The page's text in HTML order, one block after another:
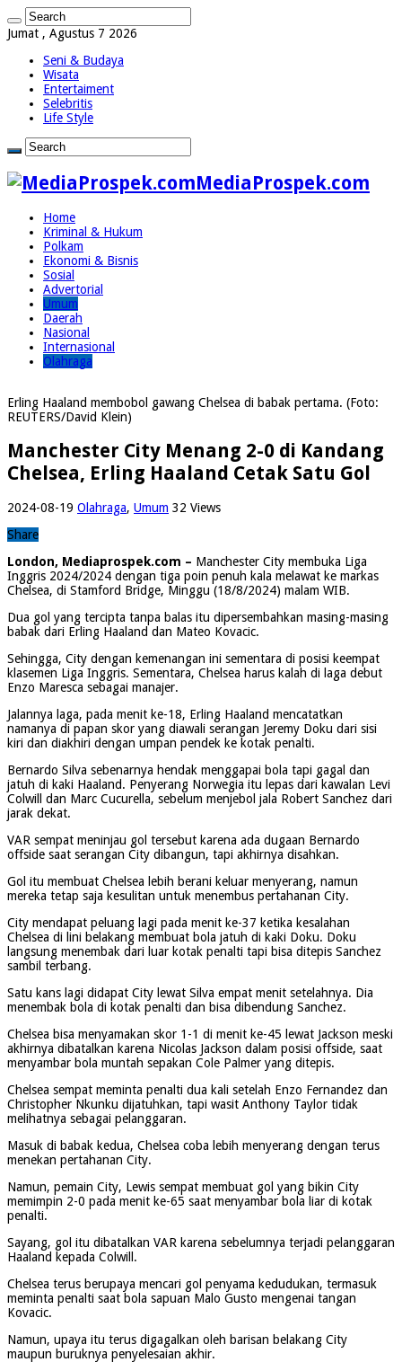
Jumat , Agustus 7 2026
Seni & Budaya
Wisata
Entertaiment
Selebritis
Life Style
MediaProspek.com
Home
Kriminal & Hukum
Polkam
Ekonomi & Bisnis
Sosial
Advertorial
Umum
Daerah
Nasional
Internasional
Olahraga
Erling Haaland membobol gawang Chelsea di babak pertama. (Foto:
REUTERS/David Klein)
Manchester City Menang 2-0 di Kandang
Chelsea, Erling Haaland Cetak Satu Gol
2024-08-19 Olahraga, Umum 32 Views
Share
London, Mediaprospek.com – Manchester City membuka Liga
Inggris 2024/2024 dengan tiga poin penuh kala melawat ke markas
Chelsea, di Stamford Bridge, Minggu (18/8/2024) malam WIB.
Dua gol yang tercipta tanpa balas itu dipersembahkan masing-masing
babak dari Erling Haaland dan Mateo Kovacic.
Sehingga, City dengan kemenangan ini sementara di posisi keempat
klasemen Liga Inggris. Sementara, Chelsea harus kalah di laga debut
Enzo Maresca sebagai manajer.
Jalannya laga, pada menit ke-18, Erling Haaland mencatatkan
namanya di papan skor yang diawali serangan Jeremy Doku dari sisi
kiri dan diakhiri dengan umpan pendek ke kotak penalti.
Bernardo Silva sebenarnya hendak menggapai bola tapi gagal dan
jatuh di kaki Haaland. Penyerang Norwegia itu lepas dari kawalan Levi
Colwill dan Marc Cucurella, sebelum menjebol jala Robert Sanchez dari
jarak dekat.
VAR sempat meninjau gol tersebut karena ada dugaan Bernardo
offside saat serangan City dibangun, tapi akhirnya disahkan.
Gol itu membuat Chelsea lebih berani keluar menyerang, namun
mereka tetap saja kesulitan untuk menembus pertahanan City.
City mendapat peluang lagi pada menit ke-37 ketika kesalahan
Chelsea di lini belakang membuat bola jatuh di kaki Doku. Doku
langsung menembak dari luar kotak penalti tapi bisa ditepis Sanchez
sambil terbang.
Satu kans lagi didapat City lewat Silva empat menit setelahnya. Dia
menembak bola di kotak penalti dan bisa dibendung Sanchez.
Chelsea bisa menyamakan skor 1-1 di menit ke-45 lewat Jackson meski
akhirnya dibatalkan karena Nicolas Jackson dalam posisi offside, saat
menyambar bola muntah sepakan Cole Palmer yang ditepis.
Chelsea sempat meminta penalti dua kali setelah Enzo Fernandez dan
Christopher Nkunku dijatuhkan, tapi wasit Anthony Taylor tidak
melihatnya sebagai pelanggaran.
Masuk di babak kedua, Chelsea coba lebih menyerang dengan terus
menekan pertahanan City.
Namun, pemain City, Lewis sempat membuat gol yang bikin City
memimpin 2-0 pada menit ke-65 saat menyambar bola liar di kotak
penalti.
Sayang, gol itu dibatalkan VAR karena sebelumnya terjadi pelanggaran
Haaland kepada Colwill.
Chelsea terus berupaya mencari gol penyama kedudukan, termasuk
meminta penalti saat bola sapuan Malo Gusto mengenai tangan
Kovacic.
Namun, upaya itu terus digagalkan oleh barisan belakang City
maupun buruknya penyelesaian akhir.